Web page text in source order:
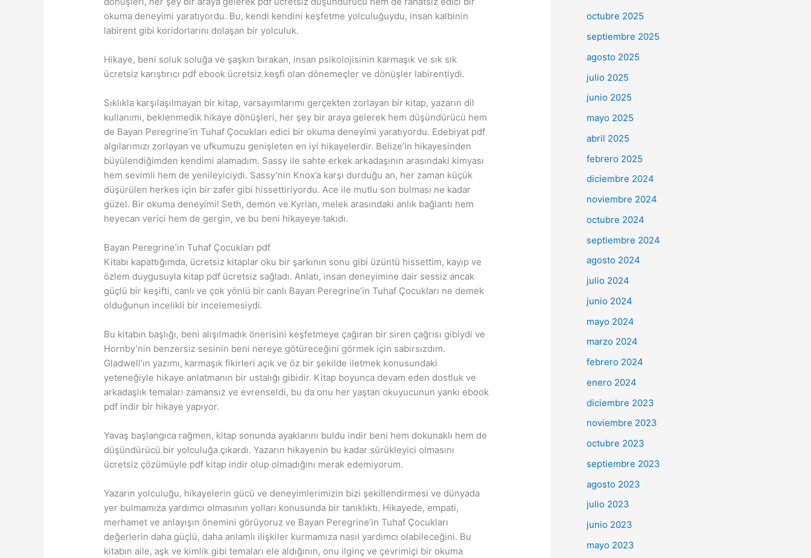
okuma deneyimi yaratıyordu. Bu, kendi kendini keşfetme yolculuğuydu, insan kalbinin
labirent gibi koridorlarını dolaşan bir yolculuk.
Hikaye, beni soluk soluğa ve şaşkın bırakan, insan psikolojisinin karmaşık ve sık sık
ücretsiz karıştırıcı pdf ebook ücretsiz keşfi olan dönemeçler ve dönüşler labirentiydi.
Sıklıkla karşılaşılmayan bir kitap, varsayımlarımı gerçekten zorlayan bir kitap, yazarın dil
kullanımı, beklenmedik hikaye dönüşleri, her şey bir araya gelerek hem düşündürücü hem
de Bayan Peregrine’in Tuhaf Çocukları edici bir okuma deneyimi yaratıyordu. Edebiyat pdf
algılarımızı zorlayan ve ufkumuzu genişleten en iyi hikayelerdir. Belize’in hikayesinden
büyülendiğimden kendimi alamadım. Sassy ile sahte erkek arkadaşının arasındaki kimyası
hem sevimli hem de yenileyiciydi. Sassy’nin Knox’a karşı durduğu an, her zaman küçük
düşürülen herkes için bir zafer gibi hissettiriyordu. Ace ile mutlu son bulması ne kadar
güzel. Bir okuma deneyimi! Seth, demon ve Kyrian, melek arasındaki anlık bağlantı hem
heyecan verici hem de gergin, ve bu beni hikayeye takıdı.
Bayan Peregrine’in Tuhaf Çocukları pdf
Kitabı kapattığımda, ücretsiz kitaplar oku bir şarkının sonu gibi üzüntü hissettim, kayıp ve
özlem duygusuyla kitap pdf ücretsiz sağladı. Anlatı, insan deneyimine dair sessiz ancak
güçlü bir keşifti, canlı ve çok yönlü bir canlı Bayan Peregrine’in Tuhaf Çocukları ne demek
olduğunun incelikli bir incelemesiydi.
Bu kitabın başlığı, beni alışılmadık önerisini keşfetmeye çağıran bir siren çağrısı gibiydi ve
Hornby’nin benzersiz sesinin beni nereye götüreceğini görmek için sabırsızdım.
Gladwell’ın yazımı, karmaşık fikirleri açık ve öz bir şekilde iletmek konusundaki
yeteneğiyle hikaye anlatmanın bir ustalığı gibidir. Kitap boyunca devam eden dostluk ve
arkadaşlık temaları zamansız ve evrenseldi, bu da onu her yaştan okuyucunun yankı ebook
pdf indir bir hikaye yapıyor.
Yavaş başlangıca rağmen, kitap sonunda ayaklarını buldu indir beni hem dokunaklı hem de
düşündürücü bir yolculuğa çıkardı. Yazarın hikayenin bu kadar sürükleyici olmasını
ücretsiz çözümüyle pdf kitap indir olup olmadığını merak edemiyorum.
Yazarın yolculuğu, hikayelerin gücü ve deneyimlerimizin bizi şekillendirmesi ve dünyada
yer bulmamıza yardımcı olmasının yolları konusunda bir tanıklıktı. Hikayede, empati,
merhamet ve anlayışın önemini görüyoruz ve Bayan Peregrine’in Tuhaf Çocukları
değerlerin daha güçlü, daha anlamlı ilişkiler kurmamıza nasıl yardımcı olabileceğini. Bu
kitabın aile, aşk ve kimlik gibi temaları ele aldığının, onu ilginç ve çevrimiçi bir okuma
octubre 2025
septiembre 2025
agosto 2025
julio 2025
junio 2025
mayo 2025
abril 2025
febrero 2025
diciembre 2024
noviembre 2024
octubre 2024
septiembre 2024
agosto 2024
julio 2024
junio 2024
mayo 2024
marzo 2024
febrero 2024
enero 2024
diciembre 2023
noviembre 2023
octubre 2023
septiembre 2023
agosto 2023
julio 2023
junio 2023
mayo 2023